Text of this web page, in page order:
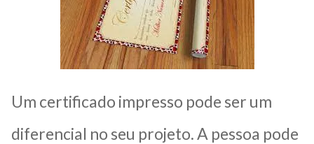
Um certificado impresso pode ser um
diferencial no seu projeto. A pessoa pode